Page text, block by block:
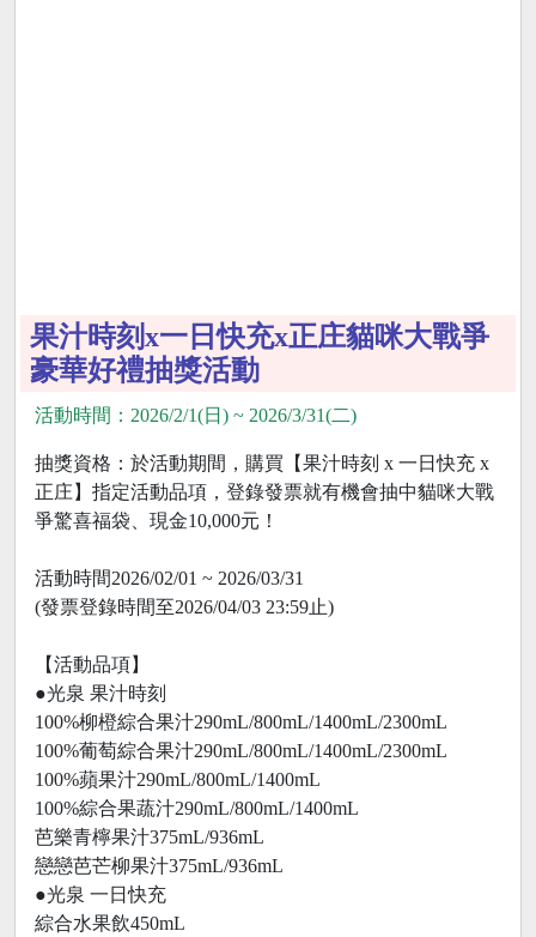
果汁時刻x一日快充x正庄貓咪大戰爭
豪華好禮抽獎活動
活動時間：2026/2/1(日) ~ 2026/3/31(二)
抽獎資格：於活動期間，購買【果汁時刻 x 一日快充 x
正庄】指定活動品項，登錄發票就有機會抽中貓咪大戰
爭驚喜福袋、現金10,000元！
活動時間2026/02/01 ~ 2026/03/31
(發票登錄時間至2026/04/03 23:59止)
【活動品項】
●光泉 果汁時刻
100%柳橙綜合果汁290mL/800mL/1400mL/2300mL
100%葡萄綜合果汁290mL/800mL/1400mL/2300mL
100%蘋果汁290mL/800mL/1400mL
100%綜合果蔬汁290mL/800mL/1400mL
芭樂青檸果汁375mL/936mL
戀戀芭芒柳果汁375mL/936mL
●光泉 一日快充
綜合水果飲450mL